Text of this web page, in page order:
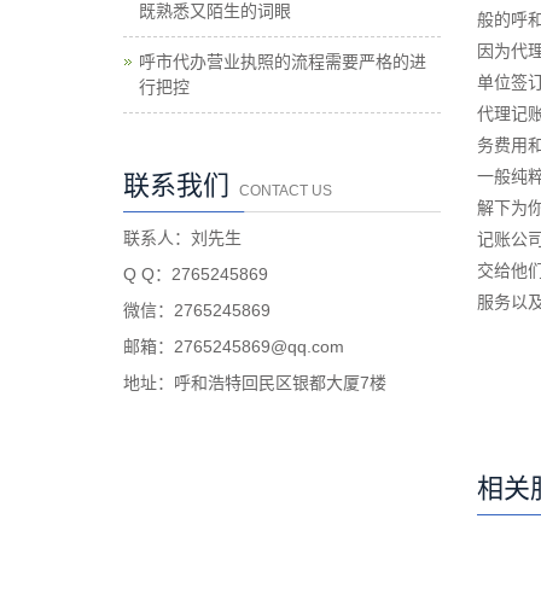
般的呼
因为代
单位签
代理记
务费用
一般纯
解下为
记账公
交给他
服务以
相关
既熟悉又陌生的词眼
呼市代办营业执照的流程需要严格的进
行把控
联系我们 CONTACT US
联系人：刘先生
Q Q：2765245869
微信：2765245869
邮箱：2765245869@qq.com
地址：呼和浩特回民区银都大厦7楼